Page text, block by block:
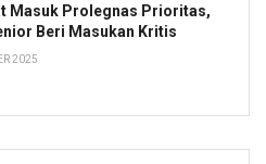
Masuk Prolegnas Prioritas,
Beri Masukan Kritis
2025